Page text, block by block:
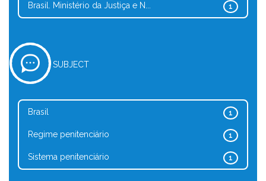
1
Brasil. Ministério da Justiça e N...
SUBJECT
1
Brasil
1
Regime penitenciário
1
Sistema penitenciário